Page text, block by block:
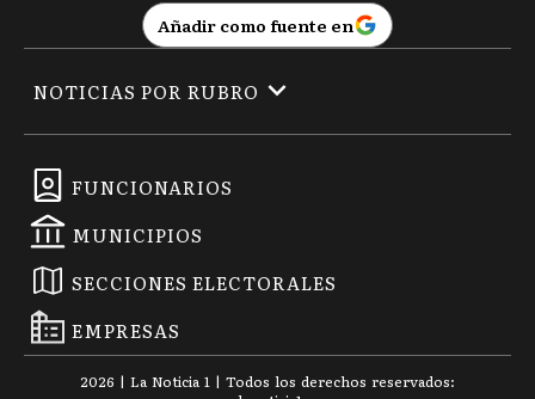
Añadir como fuente en
FUNCIONARIOS
MUNICIPIOS
SECCIONES ELECTORALES
EMPRESAS
NOTICIAS POR RUBRO
2026 | La Noticia 1 | Todos los derechos reservados: